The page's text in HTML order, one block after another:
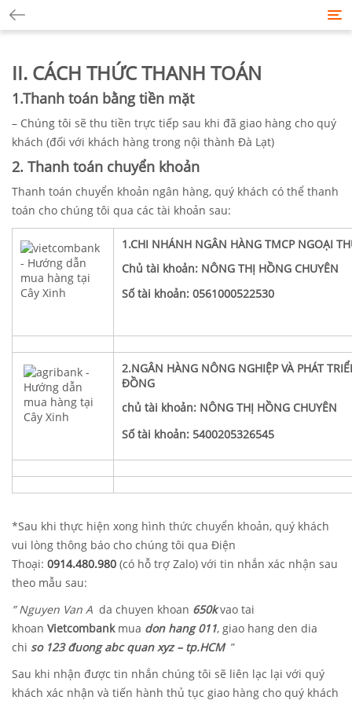
II. CÁCH THỨC THANH TOÁN
1.Thanh toán bằng tiền mặt
– Chúng tôi sẽ thu tiền trực tiếp sau khi đã giao hàng cho quý
khách (đối với khách hàng trong nội thành Đà Lạt)
2. Thanh toán chuyển khoản
Thanh toán chuyển khoản ngân hàng, quý khách có thể thanh
toán cho chúng tôi qua các tài khoản sau:
1.CHI NHÁNH NGÂN HÀNG TMCP NGOẠI
Chủ tài khoản: NÔNG THỊ HỒNG CHUYÊN
Số tài khoản: 0561000522530
2.NGÂN HÀNG NÔNG NGHIỆP VÀ PHÁT
ĐỒNG
chủ tài khoản: NÔNG THỊ HỒNG CHUYÊN
Số tài khoản: 5400205326545
*Sau khi thực hiện xong hình thức chuyển khoản, quý khách
vui lòng thông báo cho chúng tôi qua Điện
Thoại: 0914.480.980 (có hỗ trợ Zalo) với tin nhắn xác nhận sau
theo mẫu sau:
” Nguyen Van A da chuyen khoan 650kvao tai
khoan Vietcombank mua don hang 011, giao hang den dia
chi so 123 đuong abc quan xyz – tp.HCM”
Sau khi nhận được tin nhắn chúng tôi sẽ liên lạc lại với quý
khách xác nhận và tiến hành thủ tục giao hàng cho quý khách